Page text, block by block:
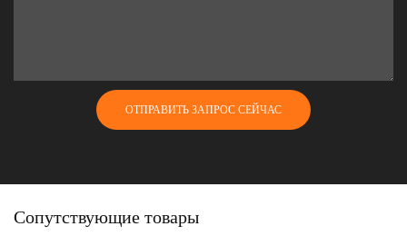
ОТПРАВИТЬ ЗАПРОС СЕЙЧАС
Сопутствующие товары